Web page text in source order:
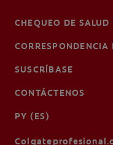
CHEQUEO DE SALUD
CORRESPONDENCIA
SUSCRÍBASE
CONTÁCTENOS
PY (ES)